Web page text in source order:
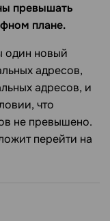
превышать
плане.
один новый
адресов,
адресов, и
что
не превышено.
перейти на